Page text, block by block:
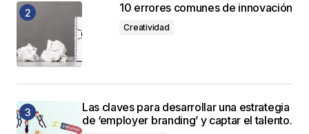
10 errores comunes de innovación
Creatividad
Las claves para desarrollar una estrategia
de ‘employer branding’ y captar el talento.